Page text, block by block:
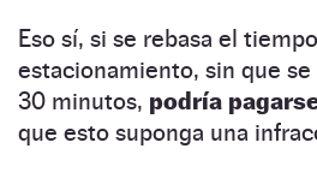
Eso sí, si se rebasa el
estacionamiento, sin que
30 minutos, podría
que esto suponga una